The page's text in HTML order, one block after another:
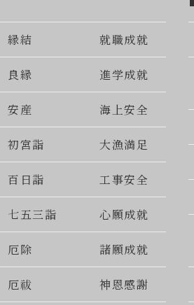
縁結 就職成就
良縁 進学成就
安産 海上安全
初宮詣 大漁満足
百日詣 工事安全
七五三詣 心願成就
厄除 諸願成就
厄祓 神恩感謝